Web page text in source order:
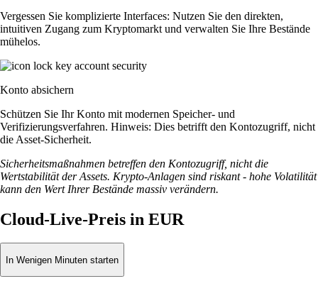
Vergessen Sie komplizierte Interfaces: Nutzen Sie den direkten,
intuitiven Zugang zum Kryptomarkt und verwalten Sie Ihre Bestände
mühelos.
Konto absichern
Schützen Sie Ihr Konto mit modernen Speicher- und
Verifizierungsverfahren. Hinweis: Dies betrifft den Kontozugriff, nicht
die Asset-Sicherheit.
Sicherheitsmaßnahmen betreffen den Kontozugriff, nicht die
Wertstabilität der Assets. Krypto-Anlagen sind riskant - hohe Volatilität
kann den Wert Ihrer Bestände massiv verändern.
Cloud-Live-Preis in EUR
In Wenigen Minuten starten